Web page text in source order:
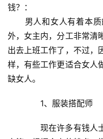
钱？：
男人和女人有着本质
外，女主内，分工非常清
出去上班工作了，不过，
样，有些工作更适合女人
缺女人。
1、服装搭配师
现在许多有钱人士